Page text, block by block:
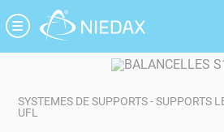
SYSTEMES DE SUPPORTS - SUPPORTS
UFL
Panneau de gestion des cookies